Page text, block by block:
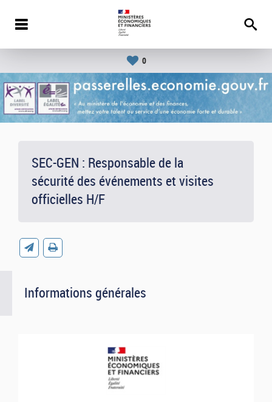
0
SEC-GEN : Responsable de la
sécurité des événements et visites
officielles H/F
Informations générales